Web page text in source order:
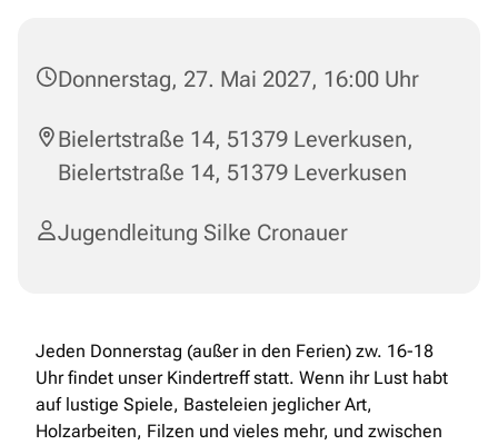
Donnerstag, 27. Mai 2027, 16:00 Uhr
Bielertstraße 14, 51379 Leverkusen,
Bielertstraße 14, 51379 Leverkusen
Jugendleitung Silke Cronauer
Jeden Donnerstag (außer in den Ferien) zw. 16-18
Uhr findet unser Kindertreff statt. Wenn ihr Lust habt
auf lustige Spiele, Basteleien jeglicher Art,
Holzarbeiten, Filzen und vieles mehr, und zwischen